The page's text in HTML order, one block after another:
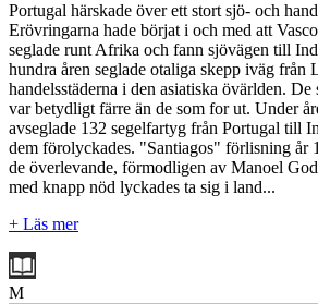
Portugal härskade över ett stort sjö- och
Erövringarna hade börjat i och med att
seglade runt Afrika och fann sjövägen till
hundra åren seglade otaliga skepp iväg från
handelsstäderna i den asiatiska övärlden. De
var betydligt färre än de som for ut. Under
avseglade 132 segelfartyg från Portugal till
dem förolyckades. "Santiagos" förlisning år
de överlevande, förmodligen av Manoel
med knapp nöd lyckades ta sig i land...
+ Läs mer
M